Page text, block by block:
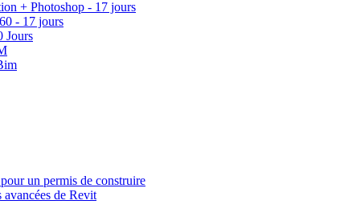
+ Photoshop - 17 jours
- 17 jours
Jours
un permis de construire
de Revit